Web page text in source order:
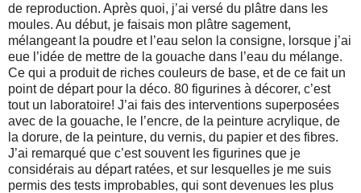
de reproduction. Après quoi, j’ai versé du plâtre dans les
moules. Au début, je faisais mon plâtre sagement,
mélangeant la poudre et l’eau selon la consigne, lorsque j’ai
eue l’idée de mettre de la gouache dans l’eau du mélange.
Ce qui a produit de riches couleurs de base, et de ce fait un
point de départ pour la déco. 80 figurines à décorer, c’est
tout un laboratoire! J’ai fais des interventions superposées
avec de la gouache, le l’encre, de la peinture acrylique, de
la dorure, de la peinture, du vernis, du papier et des fibres.
J’ai remarqué que c’est souvent les figurines que je
considérais au départ ratées, et sur lesquelles je me suis
permis des tests improbables, qui sont devenues les plus